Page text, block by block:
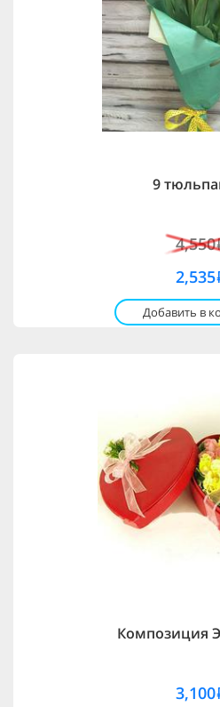
9
4,550
2,535
Добавить в
Композиция
3,100